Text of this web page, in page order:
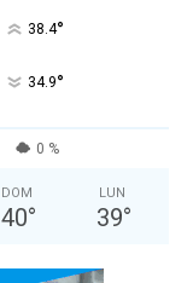
38.4°
34.9°
0 %
DOM
40°
LUN
39°